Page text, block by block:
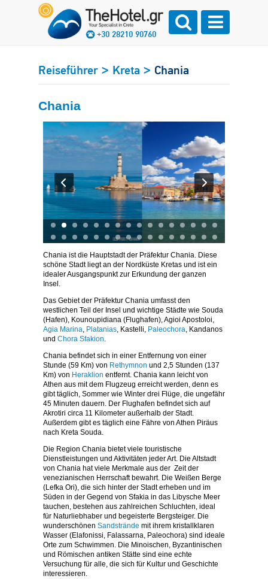
+30 28210 90760
Reiseführer > Kreta > Chania
Chania
Chania ist die Hauptstadt der Präfektur Chania. Diese
schöne Stadt liegt an der Nordküste Kretas und ist ein
idealer Ausgangspunkt zur Erkundung der ganzen
Insel.
Das Gebiet der Präfektur Chania umfasst den
westlichen Teil der Insel und wichtige Städte wie Souda
(Hafen), Kounoupidiana (Flughafen), Agioi Apostoloi,
Agia Marina, Platanias, Kastelli, Paleochora, Kandanos
und Chora Sfakion.
Chania befindet sich in einer Entfernung von einer
Stunde (59 Km) von Rethymnon und 2,5 Stunden (137
Km) von Heraklion entfernt. Chania kann leicht von
Athen aus mit dem Flugzeug erreicht werden, denn es
gibt täglich, Sommer wie Winter drei Flüge, die ungefähr
45 Minuten dauern. Der Flughafen befindet sich auf
Akrotiri circa 11 Kilometer außerhalb der Stadt.
Außerdem gibt es täglich eine Fähre von Athen Piräus
nach Kreta Souda.
Die Region Chania bietet viele touristische
Dienstleistungen und Aktivitäten jeder Art. Die Altstadt
von Chania hat viele Merkmale aus der Zeit der
venezianischen Herrschaft bewahrt. Die Weißen Berge
(Lefka Ori), die sich hinter der Stadt erheben und im
Süden in der Gegend von Sfakia in das Libysche Meer
tauchen, bestehen aus zahlreichen Schluchten, ideal
für Naturliebhaber und begeisterte Bergsteiger. Die
wunderschönen Sandstrände mit ihrem kristallklaren
Wasser (Elafonissi, Falassarna, Paleochora) sind ideale
Orte zum Schwimmen. Die Minoischen, Byzantinischen
und Römischen antiken Stätte sind eine echte
Versuchung für alle, die sich für Kultur und Geschichte
interessieren.